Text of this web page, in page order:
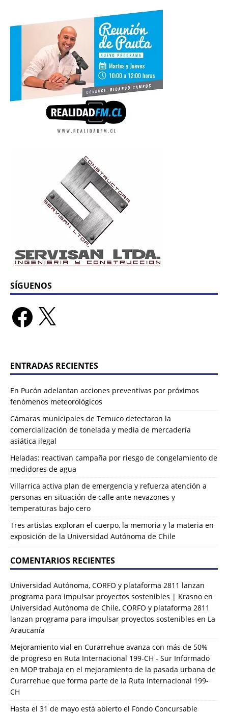
SÍGUENOS
ENTRADAS RECIENTES
En Pucón adelantan acciones preventivas por próximos
fenómenos meteorológicos
Cámaras municipales de Temuco detectaron la
comercialización de tonelada y media de mercadería
asiática ilegal
Heladas: reactivan campaña por riesgo de congelamiento de
medidores de agua
Villarrica activa plan de emergencia y refuerza atención a
personas en situación de calle ante nevazones y
temperaturas bajo cero
Tres artistas exploran el cuerpo, la memoria y la materia en
exposición de la Universidad Autónoma de Chile
COMENTARIOS RECIENTES
Universidad Autónoma, CORFO y plataforma 2811 lanzan
programa para impulsar proyectos sostenibles | Krasno en
Universidad Autónoma de Chile, CORFO y plataforma 2811
lanzan programa para impulsar proyectos sostenibles en La
Araucanía
Mejoramiento vial en Curarrehue avanza con más de 50%
de progreso en Ruta Internacional 199-CH - Sur Informado
en MOP trabaja en el mejoramiento de la pasada urbana de
Curarrehue que forma parte de la Ruta Internacional 199-
CH
Hasta el 31 de mayo está abierto el Fondo Concursable